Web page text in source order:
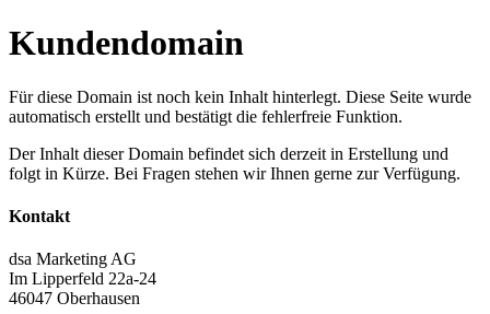
Kundendomain
Für diese Domain ist noch kein Inhalt hinterlegt. Diese Seite wurde
automatisch erstellt und bestätigt die fehlerfreie Funktion.
Der Inhalt dieser Domain befindet sich derzeit in Erstellung und
folgt in Kürze. Bei Fragen stehen wir Ihnen gerne zur Verfügung.
Kontakt
dsa Marketing AG
Im Lipperfeld 22a-24
46047 Oberhausen